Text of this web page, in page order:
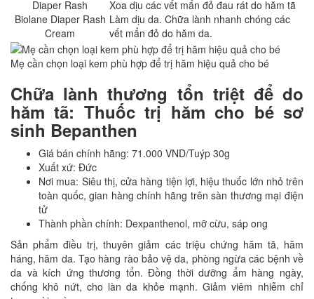
Diaper Rash
Xoa dịu các vết mẩn đỏ đau rát do hăm tã
Biolane Diaper Rash
Cream
Làm dịu da. Chữa lành nhanh chóng các
vết mẩn đỏ do hăm da.
Mẹ cần chọn loại kem phù hợp để trị hăm hiệu quả cho bé
Chữa lành thương tổn triệt để do
hăm tã: Thuốc trị hăm cho bé sơ
sinh Bepanthen
Giá bán chính hãng: 71.000 VND/Tuýp 30g
Xuất xứ: Đức
Nơi mua: Siêu thị, cửa hàng tiện lợi, hiệu thuốc lớn nhỏ trên
toàn quốc, gian hàng chính hãng trên sàn thương mại điện
tử
Thành phần chính: Dexpanthenol, mỡ cừu, sáp ong
Sản phẩm điều trị, thuyên giảm các triệu chứng hăm tã, hăm
háng, hăm da. Tạo hàng rào bảo vệ da, phòng ngừa các bệnh về
da và kích ứng thương tổn. Đồng thời dưỡng ẩm hàng ngày,
chống khô nứt, cho làn da khỏe mạnh. Giảm viêm nhiễm chỉ